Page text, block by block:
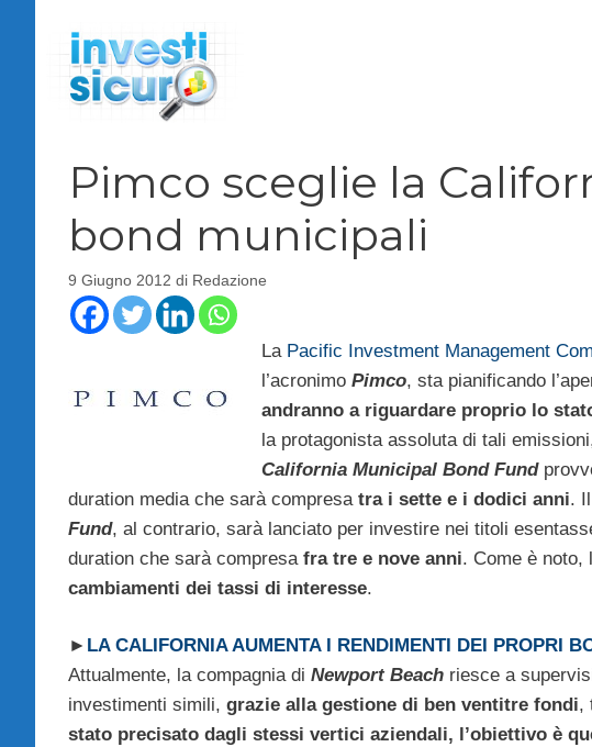
contenuto
Pimco sceglie la
bond municipali
9 Giugno 2012 di Redazione
La Pacific Investment Management
l’acronimo Pimco, sta pianificando
andranno a riguardare proprio lo
la protagonista assoluta di tali
California Municipal Bond Fund
duration media che sarà compresa tra i sette e i dodici anni. Il
Fund, al contrario, sarà lanciato per investire nei titoli
duration che sarà compresa fra tre e nove anni. Come è noto,
cambiamenti dei tassi di interesse.
► LA CALIFORNIA AUMENTA I RENDIMENTI DEI PROPRI
Attualmente, la compagnia di Newport Beach riesce a
investimenti simili, grazie alla gestione di ben ventitre fondi,
stato precisato dagli stessi vertici aziendali, l’obiettivo è